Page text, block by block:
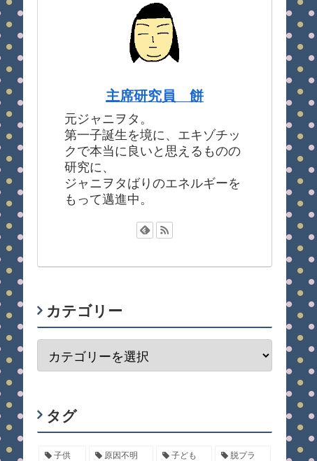
主席研究員 餅
元ジャニヲタ。
第一子誕生を境に、エキゾチッ
クで本当に良いと思えるものの
研究に、
ジャニヲタばりのエネルギーを
もって邁進中。
カテゴリー
タグ
子供 原因不明 子ども 脱プラ